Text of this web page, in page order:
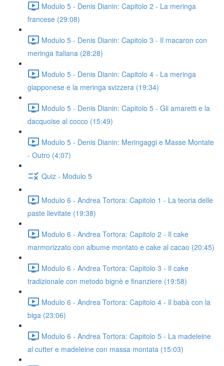
Modulo 5 - Denis Dianin: Capitolo 2 - La meringa
francese (29:08)
Modulo 5 - Denis Dianin: Capitolo 3 - Il macaron con
meringa italiana (28:28)
Modulo 5 - Denis Dianin: Capitolo 4 - La meringa
giapponese e la meringa svizzera (19:34)
Modulo 5 - Denis Dianin: Capitolo 5 - Gli amaretti e la
dacquoise al cocco (15:49)
Modulo 5 - Denis Dianin: Meringaggi e Masse Montate
- Outro (4:07)
Quiz - Modulo 5
Modulo 6 - Andrea Tortora: Capitolo 1 - La teoria delle
paste lievitate (19:38)
Modulo 6 - Andrea Tortora: Capitolo 2 - Il cake
marmorizzato con albume montato e cake al cacao (20:45)
Modulo 6 - Andrea Tortora: Capitolo 3 - Il cake
tradizionale con metodo bignè e finanziere (19:58)
Modulo 6 - Andrea Tortora: Capitolo 4 - Il babà con la
biga (23:06)
Modulo 6 - Andrea Tortora: Capitolo 5 - La madeleine
al cutter e madeleine con massa montata (15:03)